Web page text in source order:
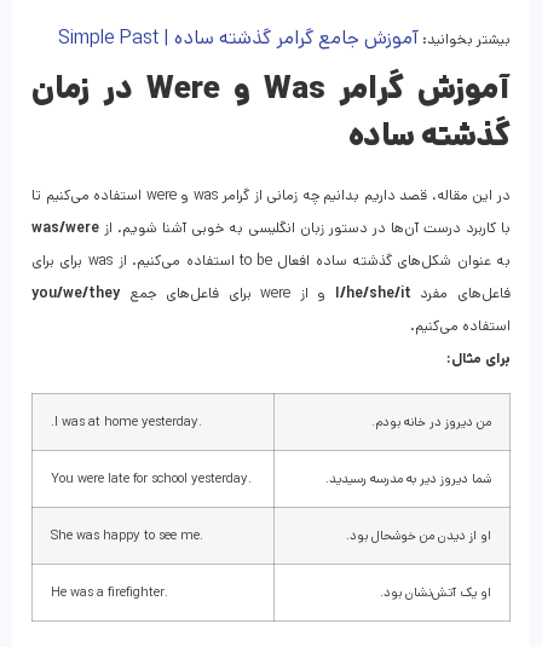
بیشتر بخوانید: آموزش جامع گرامر گذشته ساده | Simple Past
آموزش گرامر Was و Were در زمان
گذشته ساده
در این مقاله، قصد داریم بدانیم چه زمانی از گرامر was و were استفاده می‌کنیم تا
با کاربرد درست آن‌ها در دستور زبان انگلیسی به خوبی آشنا شویم. از was/were
به عنوان شکل‌های گذشته ساده افعال to be استفاده می‌کنیم. از was برای برای
فاعل‌های مفرد I/he/she/it و از were برای فاعل‌های جمع
you/we/they
استفاده می‌کنیم.
برای مثال:
من دیروز در خانه بودم. .I was at home yesterday.
شما دیروز دیر به مدرسه رسیدید. .You were late for school yesterday
او از دیدن من خوشحال بود. .She was happy to see me
او یک آتش‌نشان بود. .He was a firefighter